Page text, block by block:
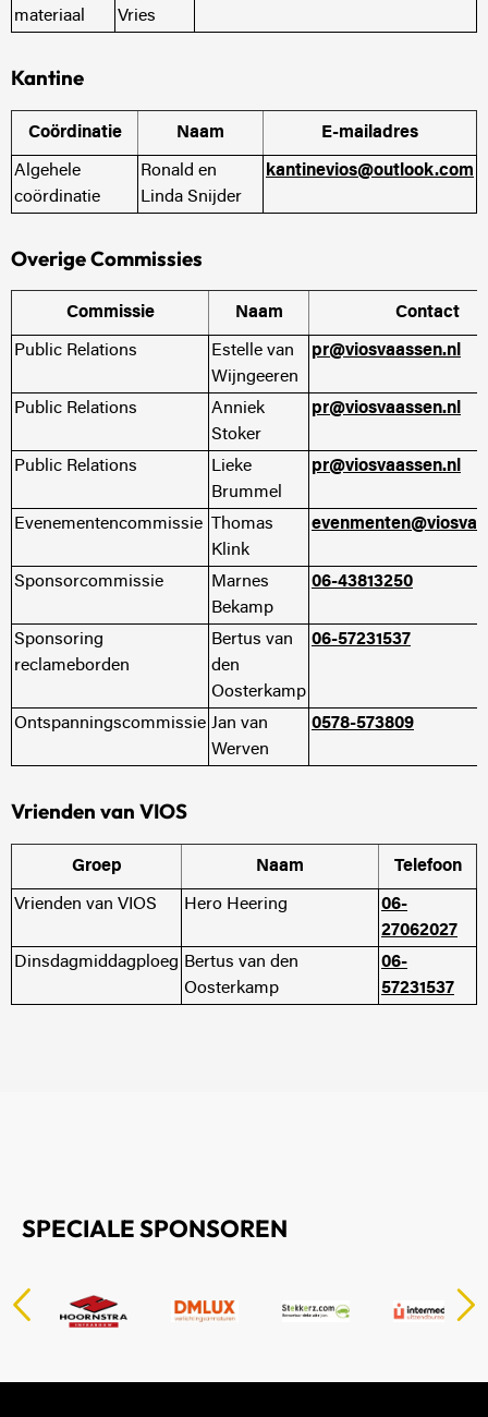
materiaal
Vries
Kantine
Coördinatie Naam E-mailadres
Algehele
coördinatie
Ronald en
Linda Snijder
kantinevios@outlook.com
Overige Commissies
Commissie Naam Contact
Public Relations
Estelle van
Wijngeeren
pr@viosvaassen.nl
Public Relations
Anniek
Stoker
pr@viosvaassen.nl
Public Relations
Lieke
Brummel
pr@viosvaassen.nl
Evenementencommissie
Thomas
Klink
Sponsorcommissie
Marnes
Bekamp
06-43813250
Sponsoring
reclameborden
Bertus van
den
Oosterkamp
06-57231537
Ontspanningscommissie Jan van
Werven
0578-573809
Vrienden van VIOS
Groep Naam Telefoon
Vrienden van VIOS Hero Heering
06-
27062027
Dinsdagmiddagploeg Bertus van den
Oosterkamp
06-
57231537
SPECIALE SPONSOREN